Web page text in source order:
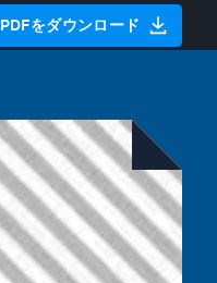
PDFをダウンロード